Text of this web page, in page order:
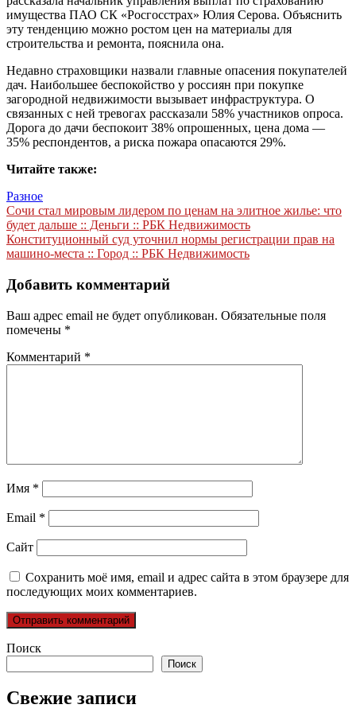
имущества ПАО СК «Росгосстрах» Юлия Серова. Объяснить
эту тенденцию можно ростом цен на материалы для
строительства и ремонта, пояснила она.
Недавно страховщики назвали главные опасения покупателей
дач. Наибольшее беспокойство у россиян при покупке
загородной недвижимости вызывает инфраструктура. О
связанных с ней тревогах рассказали 58% участников опроса.
Дорога до дачи беспокоит 38% опрошенных, цена дома —
35% респондентов, а риска пожара опасаются 29%.
Читайте также:
Разное
Навигация
по
записям
Сочи стал мировым лидером по ценам на элитное жилье: что
будет дальше :: Деньги :: РБК Недвижимость
Конституционный суд уточнил нормы регистрации прав на
машино-места :: Город :: РБК Недвижимость
Добавить комментарий
Ваш адрес email не будет опубликован. Обязательные поля
помечены *
Комментарий *
Имя *
Email *
Сайт
Сохранить моё имя, email и адрес сайта в этом браузере для
последующих моих комментариев.
Поиск
Поиск
Свежие записи